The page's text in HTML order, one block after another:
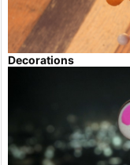
Decorations